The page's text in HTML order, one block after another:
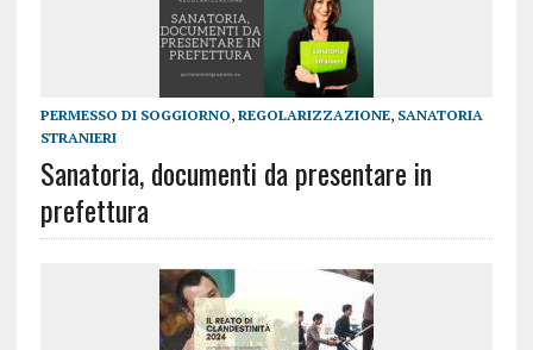
PERMESSO DI SOGGIORNO, REGOLARIZZAZIONE, SANATORIA
STRANIERI
Sanatoria, documenti da presentare in
prefettura